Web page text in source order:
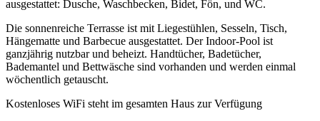
ausgestattet: Dusche, Waschbecken, Bidet, Fön, und WC.
Die sonnenreiche Terrasse ist mit Liegestühlen, Sesseln, Tisch,
Hängematte und Barbecue ausgestattet. Der Indoor-Pool ist
ganzjährig nutzbar und beheizt. Handtücher, Badetücher,
Bademantel und Bettwäsche sind vorhanden und werden einmal
wöchentlich getauscht.
Kostenloses WiFi steht im gesamten Haus zur Verfügung